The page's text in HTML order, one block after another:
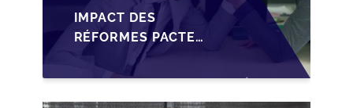
IMPACT DES
RÉFORMES PACTE
DUTREIL SUR LA
TRANSMISSION DES